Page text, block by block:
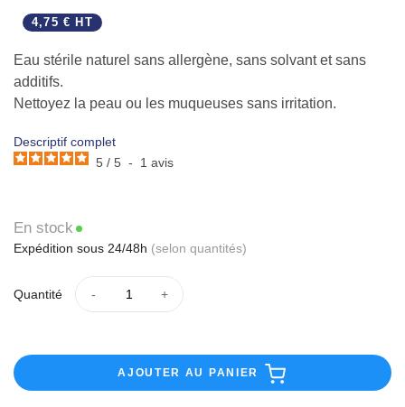
4,75 € HT
Eau stérile naturel sans allergène, sans solvant et sans
additifs.
Nettoyez la peau ou les muqueuses sans irritation.
Descriptif complet
5 / 5 - 1 avis
En stock
Expédition sous 24/48h (selon quantités)
Quantité
AJOUTER AU PANIER